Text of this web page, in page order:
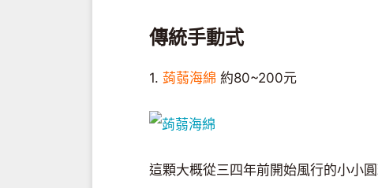
傳統手動式
1. 蒟蒻海綿 約80~200元
這顆大概從三四年前開始風行的小小